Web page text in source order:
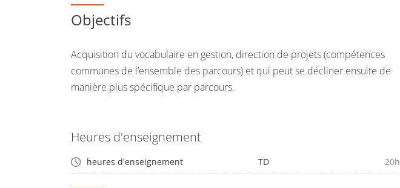
Objectifs
Acquisition du vocabulaire en gestion, direction de projets (compétences
communes de l’ensemble des parcours) et qui peut se décliner ensuite de
manière plus spécifique par parcours.
Heures d'enseignement
heures d'enseignement TD 20h